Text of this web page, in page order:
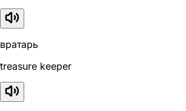
вратарь
treasure keeper